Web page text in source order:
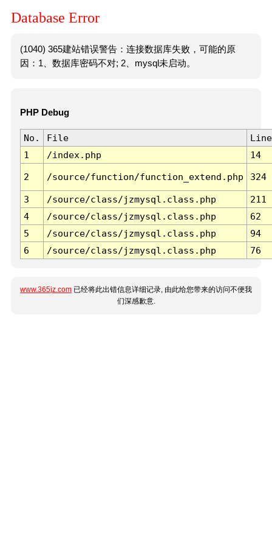
Database Error
(1040) 365建站错误警告：连接数据库失败，可能的原
因：1、数据库密码不对; 2、mysql未启动。
PHP Debug
No. File
Line
1
/index.php 14
2 /source/function/function_extend.php 324
3 /source/class/jzmysql.class.php
211
4
/source/class/jzmysql.class.php
62
5
/source/class/jzmysql.class.php
94
6
/source/class/jzmysql.class.php 76
www.365jz.com 已经将此出错信息详细记录, 由此给您带来的访问不便我
们深感歉意.